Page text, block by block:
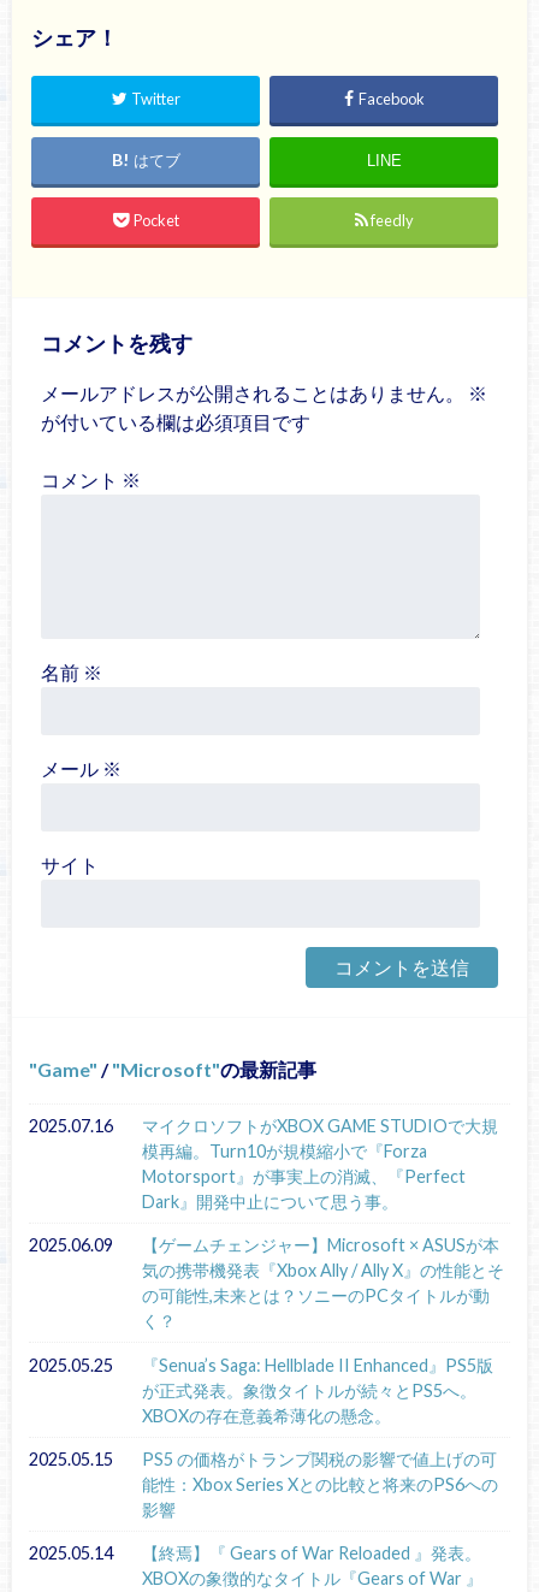
シェア！
Twitter Facebook
はてブ LINE
Pocket feedly
コメントを残す
メールアドレスが公開されることはありません。
※
が付いている欄は必須項目です
コメント ※
名前 ※
メール ※
サイト
Game / Microsoft の最新記事
2025.07.16
マイクロソフトがXBOX GAME STUDIOで大規
模再編。Turn10が規模縮小で『Forza
Motorsport』が事実上の消滅、『Perfect
Dark』開発中止について思う事。
2025.06.09
【ゲームチェンジャー】Microsoft × ASUSが本
気の携帯機発表『Xbox Ally / Ally X』の性能とそ
の可能性,未来とは？ソニーのPCタイトルが動
く？
2025.05.25
『Senua’s Saga: Hellblade II Enhanced』PS5版
が正式発表。象徴タイトルが続々とPS5へ。
XBOXの存在意義希薄化の懸念。
2025.05.15
PS5 の価格がトランプ関税の影響で値上げの可
能性：Xbox Series Xとの比較と将来のPS6への
影響
2025.05.14
【終焉】『 Gears of War Reloaded 』発表。
XBOXの象徴的なタイトル『Gears of War 』